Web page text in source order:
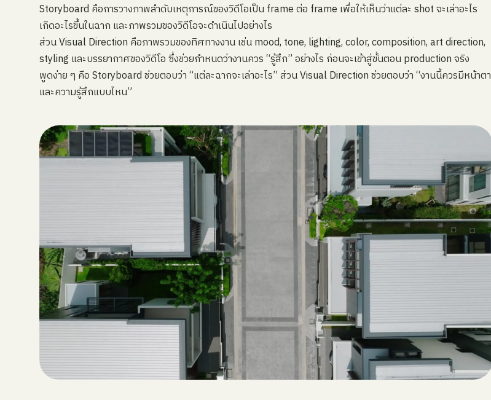
Storyboard คือการวางภาพลำดับเหตุการณ์ของวิดีโอเป็น frame ต่อ frame เพื่อให้เห็นว่าแต่ละ shot จะเล่าอะไร
เกิดอะไรขึ้นในฉาก และภาพรวมของวิดีโอจะดำเนินไปอย่างไร
ส่วน Visual Direction คือภาพรวมของทิศทางงาน เช่น mood, tone, lighting, color, composition, art direction,
styling และบรรยากาศของวิดีโอ ซึ่งช่วยกำหนดว่างานควร “รู้สึก” อย่างไร ก่อนจะเข้าสู่ขั้นตอน production จริง
พูดง่าย ๆ คือ Storyboard ช่วยตอบว่า “แต่ละฉากจะเล่าอะไร” ส่วน Visual Direction ช่วยตอบว่า “งานนี้ควรมีหน้าตา
และความรู้สึกแบบไหน”